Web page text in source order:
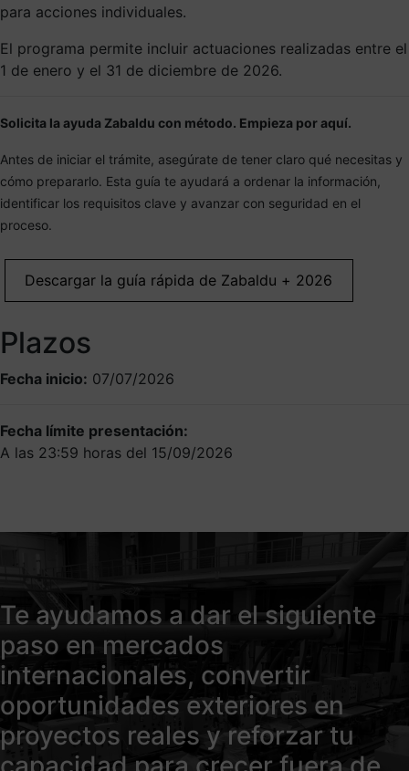
para acciones individuales.
El programa permite incluir actuaciones realizadas entre el
1 de enero y el 31 de diciembre de 2026.
Solicita la ayuda Zabaldu con método. Empieza por aquí.
Antes de iniciar el trámite, asegúrate de tener claro qué necesitas y
cómo prepararlo. Esta guía te ayudará a ordenar la información,
identificar los requisitos clave y avanzar con seguridad en el
proceso.
Descargar la guía rápida de Zabaldu + 2026
Plazos
Fecha inicio: 07/07/2026
Fecha límite presentación:
A las 23:59 horas del 15/09/2026
Te ayudamos a dar el siguiente
paso en mercados
internacionales, convertir
oportunidades exteriores en
proyectos reales y reforzar tu